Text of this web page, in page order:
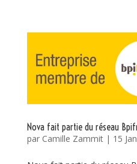
Nova fait partie du réseau
par Camille Zammit| 15